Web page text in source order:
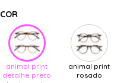
COR
animal print
detalhe preto
animal print
rosado